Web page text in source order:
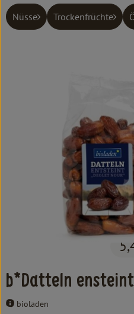
Frisches
Kochen & Backen
Süß & Pikant
Nüsse Trockenfrüchte
b*Datteln ensteint
bioladen